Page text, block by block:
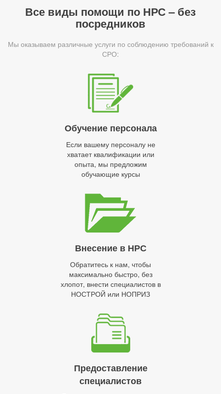
Все виды помощи по НРС – без
посредников
Мы оказываем различные услуги по соблюдению требований к
СРО:
Обучение персонала
Если вашему персоналу не
хватает квалификации или
опыта, мы предложим
обучающие курсы
Внесение в НРС
Обратитесь к нам, чтобы
максимально быстро, без
хлопот, внести специалистов в
НОСТРОЙ или НОПРИЗ
Предоставление
специалистов